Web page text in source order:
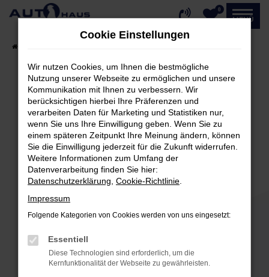
Zum
0
MENÜ
Fehler: Network Error
Beim Laden ist ein Fehler aufgetreten.
Hier sind ein paar Tipps, die dir helfen können:
Überprüfe deine Firewall und deine
Internetverbindung.
Laden andere Webseiten, zum Beispiel deine
Suchmaschine?
Prüfe deine Browsererweiterungen.
können das Laden bestimmter Seiten
verhindern. Funktioniert die Seite in einem
anderen Browser oder in einem privaten
Cookie Einstellungen
Wir nutzen Cookies, um Ihnen die bestmögliche
Nutzung unserer Webseite zu ermöglichen und unsere
Kommunikation mit Ihnen zu verbessern. Wir
berücksichtigen hierbei Ihre Präferenzen und
verarbeiten Daten für Marketing und Statistiken nur,
wenn Sie uns Ihre Einwilligung geben. Wenn Sie zu
einem späteren Zeitpunkt Ihre Meinung ändern, können
Sie die Einwilligung jederzeit für die Zukunft widerrufen.
Weitere Informationen zum Umfang der
Datenverarbeitung finden Sie hier:
Datenschutzerklärung Cookie-Richtlinie
Impressum
Folgende Kategorien von Cookies werden von uns eingesetzt:
Essentiell
Diese Technologien sind erforderlich, um die
Kernfunktionalität der Webseite zu gewährleisten.